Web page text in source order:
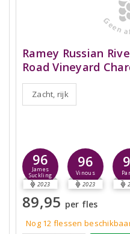
Ramey Russian
Road Vineyard
Zacht, rijk
96
James
Suckling
2023
96
Vinous
2023
89,95 per fles
Nog 12 flessen